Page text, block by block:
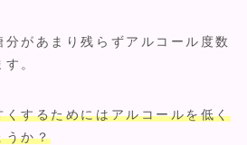
があまり残らずアルコール度数
。
くするためにはアルコールを低く
うか？